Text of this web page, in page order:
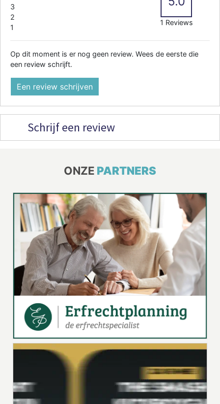
3
2
1
1 Reviews
Op dit moment is er nog geen review. Wees de eerste die
een review schrijft.
Een review schrijven
Schrijf een review
ONZE PARTNERS